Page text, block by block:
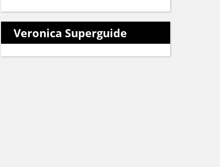
Veronica Superguide